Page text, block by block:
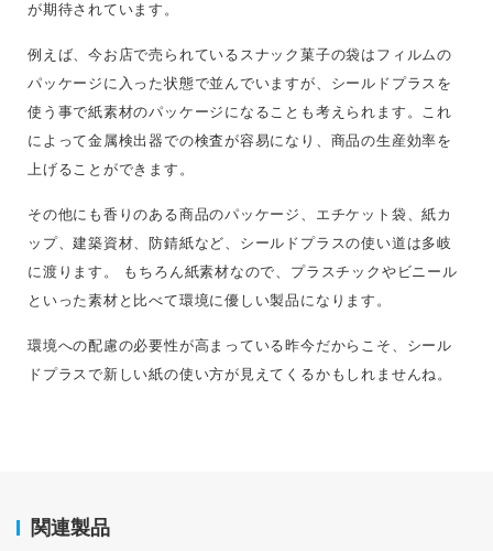
が期待されています。
例えば、今お店で売られているスナック菓子の袋はフィルムの
パッケージに入った状態で並んでいますが、シールドプラスを
使う事で紙素材のパッケージになることも考えられます。これ
によって金属検出器での検査が容易になり、商品の生産効率を
上げることができます。
その他にも香りのある商品のパッケージ、エチケット袋、紙カ
ップ、建築資材、防錆紙など、シールドプラスの使い道は多岐
に渡ります。 もちろん紙素材なので、プラスチックやビニール
といった素材と比べて環境に優しい製品になります。
環境への配慮の必要性が高まっている昨今だからこそ、シール
ドプラスで新しい紙の使い方が見えてくるかもしれませんね。
関連製品